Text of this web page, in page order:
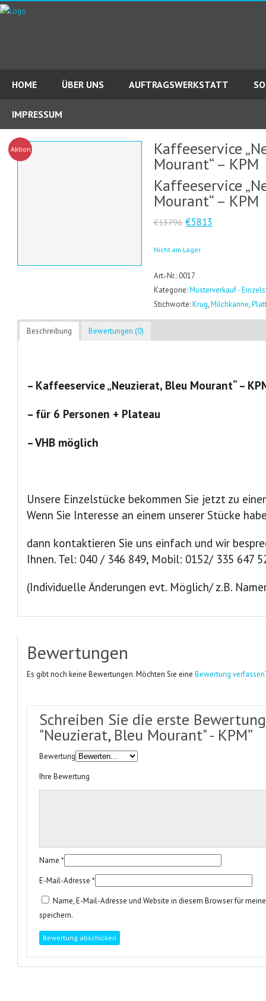
HOME ÜBER UNS AUFTRAGSWERKSTATT
IMPRESSUM
Aktion! Kaffeeservice
Mourant“ – KPM
Kaffeeservice
Mourant“ – KPM
€13796 €5813
Nicht am Lager
Art.-Nr.: 0017
Kategorie:Musterverkauf -
Stichworte:Krug,Milchkanne,
Beschreibung Bewertungen (0)
– Kaffeeservice „Neuzierat, Bleu Mourant“ –
– für 6 Personen + Plateau
– VHB möglich
Unsere Einzelstücke bekommen Sie jetzt zu
Wenn Sie Interesse an einem unserer Stücke
dann kontaktieren Sie uns einfach und wir
Ihnen. Tel: 040 / 346 849, Mobil: 0152/ 335 647
(Individuelle Änderungen evt. Möglich/ z.B.
Bewertungen
Es gibt noch keine Bewertungen. Möchten Sie eineBewertung verfassen
Schreiben Sie die erste
"Neuzierat, Bleu Mourant" - KPM”
Bewertung
Ihre Bewertung
Name *
E-Mail-Adresse *
Name, E-Mail-Adresse und Website in diesem Browser für
speichern.